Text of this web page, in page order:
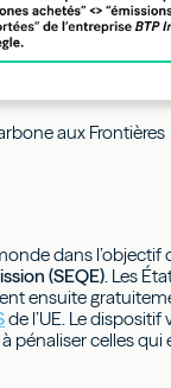
aux Frontières
dans
(SEQE). Les
ensuite
de l’UE. Le
pénaliser celles